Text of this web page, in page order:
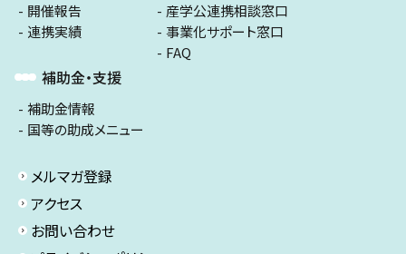
開催報告
連携実績
補助金・支援
補助金情報
国等の助成メニュー
産学公連携相談窓口
事業化サポート窓口
FAQ
メルマガ登録
アクセス
お問い合わせ